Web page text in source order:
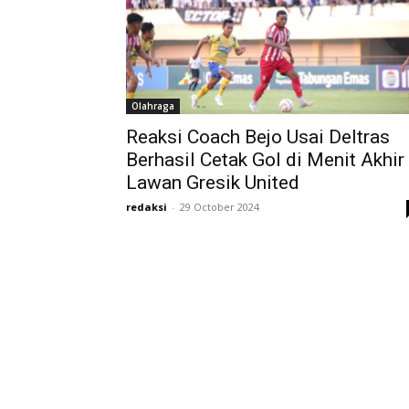
Olahraga
Reaksi Coach Bejo Usai Deltras
Berhasil Cetak Gol di Menit Akhir
Lawan Gresik United
redaksi - 29 October 2024